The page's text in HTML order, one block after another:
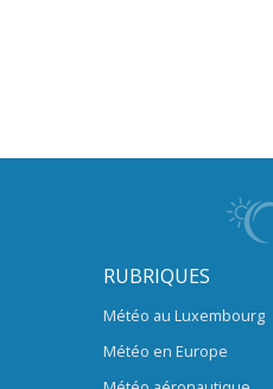
RUBRIQUES
Météo au Luxembourg
Météo en Europe